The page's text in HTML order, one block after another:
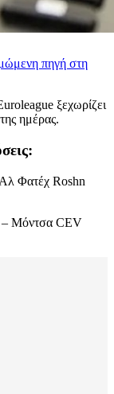
πηγή στη
ξεχωρίζει
της ημέρας.
Φατέχ Roshn
– Μόντσα CEV